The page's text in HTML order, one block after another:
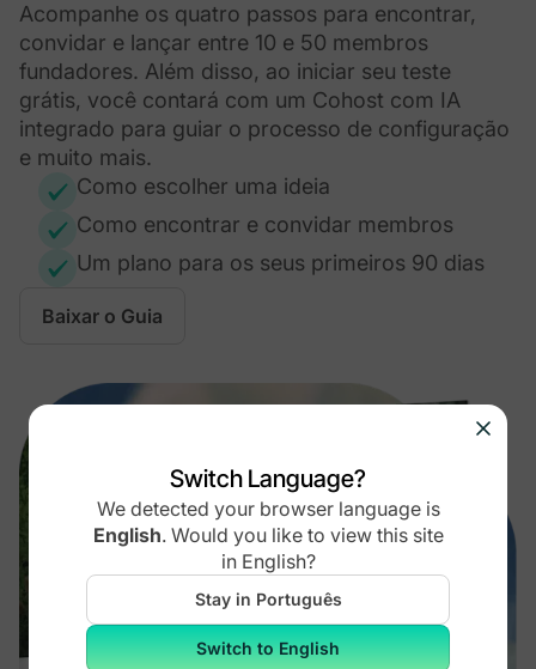
Acompanhe os quatro passos para encontrar,
convidar e lançar entre 10 e 50 membros
fundadores. Além disso, ao iniciar seu teste
grátis, você contará com um Cohost com IA
integrado para guiar o processo de configuração
e muito mais.
Como escolher uma ideia
Como encontrar e convidar membros
Um plano para os seus primeiros 90 dias
Baixar o Guia
Switch Language?
We detected your browser language is
English. Would you like to view this site
in English?
Stay in Português
Switch to English